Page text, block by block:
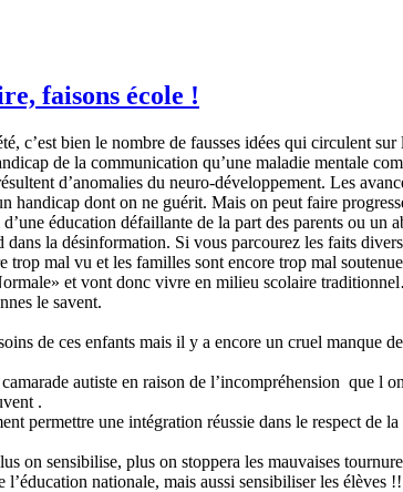
faisons école !
c’est bien le nombre de fausses idées qui circulent sur
de la communication qu’une maladie mentale
d’anomalies du neuro-développement. Les
handicap dont on ne guérit. Mais on peut faire
éducation défaillante de la part des parents ou un
la désinformation. Si vous parcourez les faits
trop mal vu et les familles sont encore trop mal
et vont donc vivre en milieu scolaire
le savent.
de ces enfants mais il y a encore un cruel manque
autiste en raison de l’incompréhension que
.
permettre une intégration réussie dans le respect de
on sensibilise, plus on stoppera les mauvaises
nationale, mais aussi sensibiliser les élèves